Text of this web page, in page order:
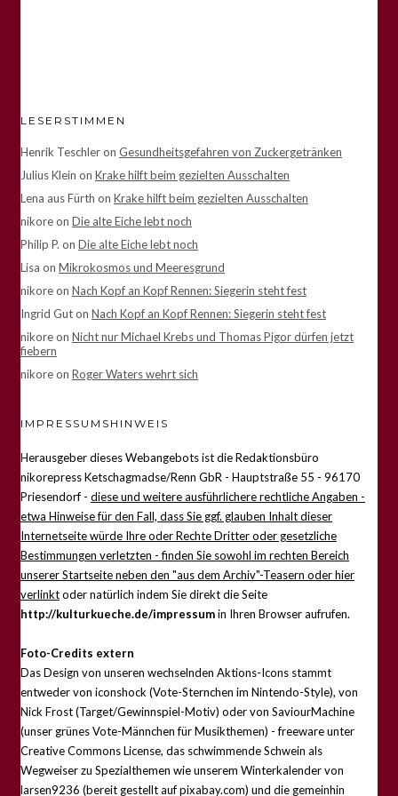
LESERSTIMMEN
Henrik Teschleron Gesundheitsgefahren von Zuckergetränken
Julius Klein on Krake hilft beim gezielten Ausschalten
Lena aus Fürth on Krake hilft beim gezielten Ausschalten
nikoreon Die alte Eiche lebt noch
Philip P. on Die alte Eiche lebt noch
Lisa on Mikrokosmos und Meeresgrund
nikoreon Nach Kopf an Kopf Rennen: Siegerin steht fest
Ingrid Guton Nach Kopf an Kopf Rennen: Siegerin steht fest
nikoreon Nicht nur Michael Krebs und Thomas Pigor dürfen jetzt
fiebern
nikoreon Roger Waters wehrt sich
IMPRESSUMSHINWEIS
Herausgeber dieses Webangebots ist die Redaktionsbüro
nikorepress Ketschagmadse/Renn GbR - Hauptstraße 55 - 96170
Priesendorf - diese und weitere ausführlichere rechtliche Angaben -
etwa Hinweise für den Fall, dass Sie ggf. glauben Inhalt dieser
Internetseite würde Ihre oder Rechte Dritter oder gesetzliche
Bestimmungen verletzten - finden Sie sowohl im rechten Bereich
unserer Startseite neben den "aus dem Archiv"-Teasern oder hier
verlinktoder natürlich indem Sie direkt die Seite
http://kulturkueche.de/impressumin Ihren Browser aufrufen.
Foto-Credits extern
Das Design von unseren wechselnden Aktions-Icons stammt
entweder von iconshock (Vote-Sternchen im Nintendo-Style), von
Nick Frost (Target/Gewinnspiel-Motiv) oder von SaviourMachine
(unser grünes Vote-Männchen für Musikthemen) - freeware unter
Creative Commons License, das schwimmende Schwein als
Wegweiser zu Spezialthemen wie unserem Winterkalender von
larsen9236 (bereit gestellt auf pixabay.com) und die gemeinhin